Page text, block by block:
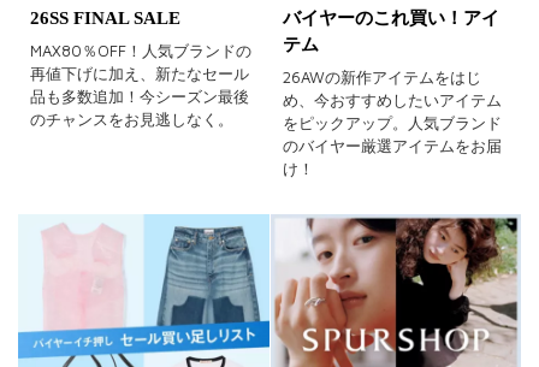
ホワイト ブラック グレー
ベージュ ブラウン オレンジ
ピンク
ゴールド シルバー マルチ
26SS FINAL SALE
MAX80％OFF！人気ブランドの
再値下げに加え、新たなセール
品も多数追加！今シーズン最後
のチャンスをお見逃しなく。
バイヤーのこれ買い！アイ
テム
26AWの新作アイテムをはじ
め、今おすすめしたいアイテム
をピックアップ。人気ブランド
のバイヤー厳選アイテムをお届
け！